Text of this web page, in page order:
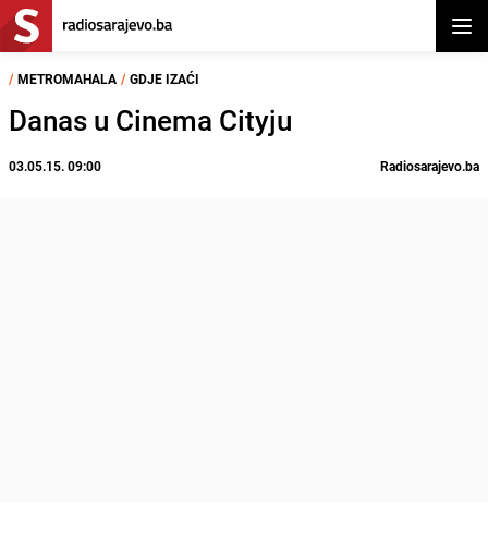
/ METROMAHALA / GDJE IZAĆI
Danas u Cinema Cityju
03.05.15. 09:00 Radiosarajevo.ba